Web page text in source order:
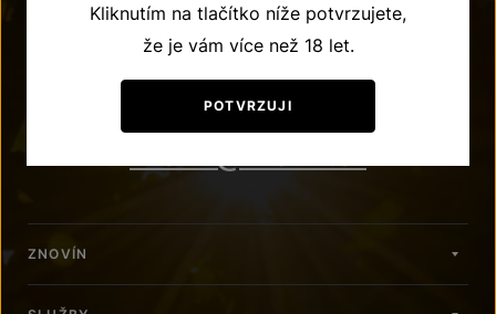
POTŘEBUJETE PORADIT?
+420 515 266 620
Po – Pá: 7:00 – 15:00
ZNOVÍN
Kliknutím na tlačítko níže potvrzujete,
že je vám více než 18 let.
POTVRZUJI